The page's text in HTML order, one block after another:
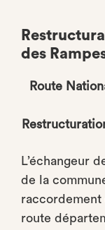
des
Route
L’échangeur
de la
raccordement
route